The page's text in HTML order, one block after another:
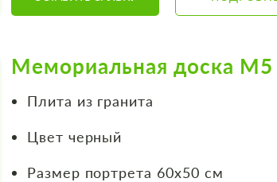
Мемориальная доска М5
Плита из гранита
Цвет черный
Размер портрета 60х50 см